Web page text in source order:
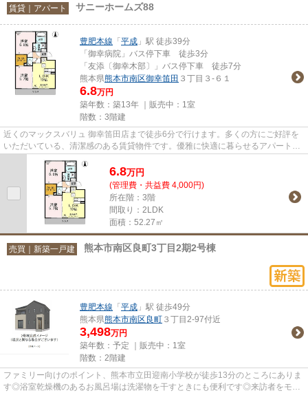
賃貸｜アパート サニーホームズ88
豊肥本線 「 平成 」駅 徒歩39分
「御幸病院」バス停下車 徒歩3分
「友添〔御幸木部〕」バス停下車 徒歩7分
熊本県熊本市南区御幸笛田 ３丁目３-６１
6.8万円
築年数：築13年 ｜販売中： 1室
階数：3階建
近くのマックスバリュ 御幸笛田店まで徒歩6分で行けます。多くの方にご好評を
いただいている、清潔感のある賃貸物件です。優雅に快適に暮らせるアパートで
6.8万円
(管理費・共益費 4,000円)
所在階：3階
間取り：2LDK
面積：52.27㎡
売買｜新築一戸建 熊本市南区良町3丁目2期2号棟
豊肥本線 「 平成 」駅 徒歩49分
熊本県熊本市南区 良町 ３丁目2-97付近
3,498万円
築年数：予定 ｜販売中： 1室
階数：2階建
ファミリー向けのポイント、熊本市立田迎南小学校が徒歩13分のところにありま
す◎浴室乾燥機のあるお風呂場は洗濯物を干すときにも便利です◎来訪者をモニ